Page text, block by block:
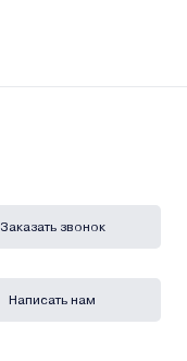
Заказать звонок
Написать нам